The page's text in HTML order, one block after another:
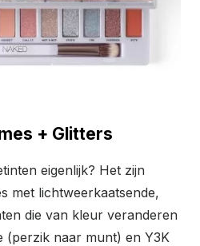
+ Glitters
eigenlijk? Het zijn
met lichtweerkaatsende,
die van kleur veranderen
(perzik naar munt) en Y3K